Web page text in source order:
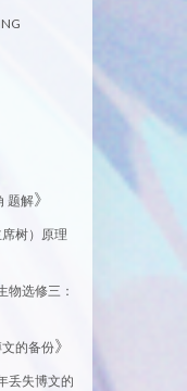
题解》
树）原理
物选修三：
的备份》
丢失博文的